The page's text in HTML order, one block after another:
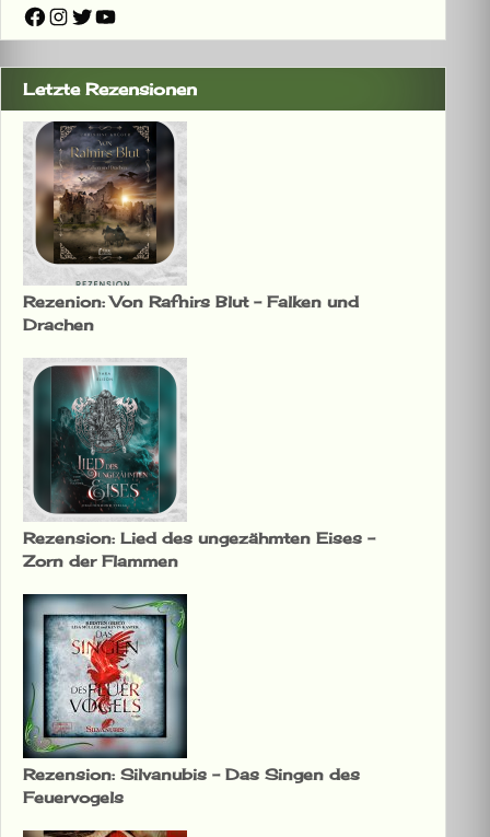
Facebook
Instagram
Twitter
YouTube
Letzte Rezensionen
Rezenion: Von Rafnirs Blut – Falken und
Drachen
Rezension: Lied des ungezähmten Eises –
Zorn der Flammen
Rezension: Silvanubis – Das Singen des
Feuervogels